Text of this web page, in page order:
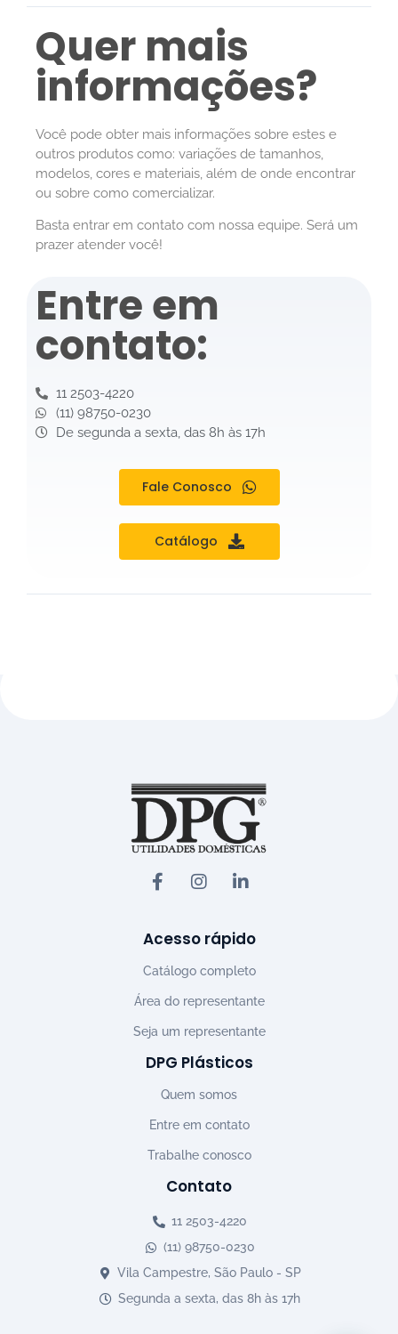
Quer mais
informações?
Você pode obter mais informações sobre estes e
outros produtos como: variações de tamanhos,
modelos, cores e materiais, além de onde encontrar
ou sobre como comercializar.
Basta entrar em contato com nossa equipe. Será um
prazer atender você!
Entre em
contato:
11 2503-4220
(11) 98750-0230
De segunda a sexta, das 8h às 17h
Fale Conosco
Catálogo
Acesso rápido
Catálogo completo
Área do representante
Seja um representante
DPG Plásticos
Quem somos
Entre em contato
Trabalhe conosco
Contato
11 2503-4220
(11) 98750-0230
Vila Campestre, São Paulo - SP
Segunda a sexta, das 8h às 17h